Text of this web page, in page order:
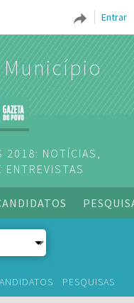
Entrar
2018: NOTÍCIAS,
ENTREVISTAS
PESQUISAS